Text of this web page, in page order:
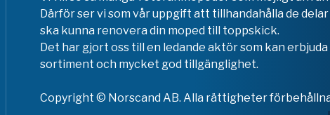
Därför ser vi som vår uppgift att tillhandahålla de
ska kunna renovera din moped till toppskick.
Det har gjort oss till en ledande aktör som kan
sortiment och mycket god tillgänglighet.
Copyright © Norscand AB. Alla rättigheter